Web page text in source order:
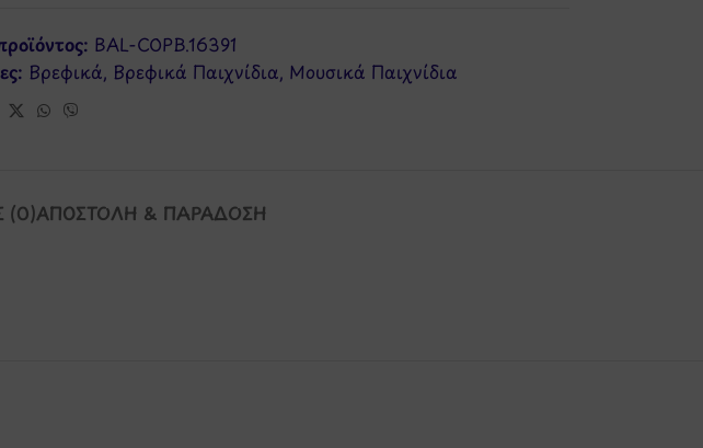
BAL-COPB.16391
Βρεφικά, Βρεφικά Παιχνίδια, Μουσικά Παιχνίδια
(0)ΑΠΟΣΤΟΛΉ & ΠΑΡΆΔΟΣΗ